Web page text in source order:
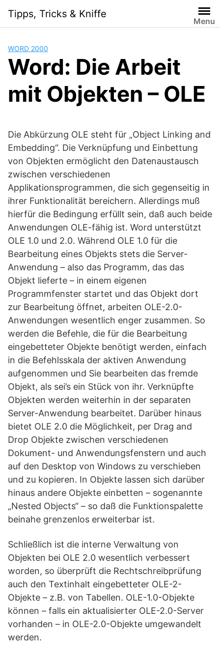
content
Tipps, Tricks & Kniffe
Menu
WORD 2000
Word: Die Arbeit
mit Objekten – OLE
Die Abkürzung OLE steht für „Object Linking and
Embedding“. Die Verknüpfung und Einbettung
von Objekten ermöglicht den Datenaustausch
zwischen verschiedenen
Applikationsprogrammen, die sich gegenseitig in
ihrer Funktionalität bereichern. Allerdings muß
hierfür die Bedingung erfüllt sein, daß auch beide
Anwendungen OLE-fähig ist. Word unterstützt
OLE 1.0 und 2.0. Während OLE 1.0 für die
Bearbeitung eines Objekts stets die Server-
Anwendung – also das Programm, das das
Objekt lieferte – in einem eigenen
Programmfenster startet und das Objekt dort
zur Bearbeitung öffnet, arbeiten OLE-2.0-
Anwendungen wesentlich enger zusammen. So
werden die Befehle, die für die Bearbeitung
eingebetteter Objekte benötigt werden, einfach
in die Befehlsskala der aktiven Anwendung
aufgenommen und Sie bearbeiten das fremde
Objekt, als sei’s ein Stück von ihr. Verknüpfte
Objekten werden weiterhin in der separaten
Server-Anwendung bearbeitet. Darüber hinaus
bietet OLE 2.0 die Möglichkeit, per Drag and
Drop Objekte zwischen verschiedenen
Dokument- und Anwendungsfenstern und auch
auf den Desktop von Windows zu verschieben
und zu kopieren. In Objekte lassen sich darüber
hinaus andere Objekte einbetten – sogenannte
„Nested Objects“ – so daß die Funktionspalette
beinahe grenzenlos erweiterbar ist.
Schließlich ist die interne Verwaltung von
Objekten bei OLE 2.0 wesentlich verbessert
worden, so überprüft die Rechtschreibprüfung
auch den Textinhalt eingebetteter OLE-2-
Objekte – z.B. von Tabellen. OLE-1.0-Objekte
können – falls ein aktualisierter OLE-2.0-Server
vorhanden – in OLE-2.0-Objekte umgewandelt
werden.